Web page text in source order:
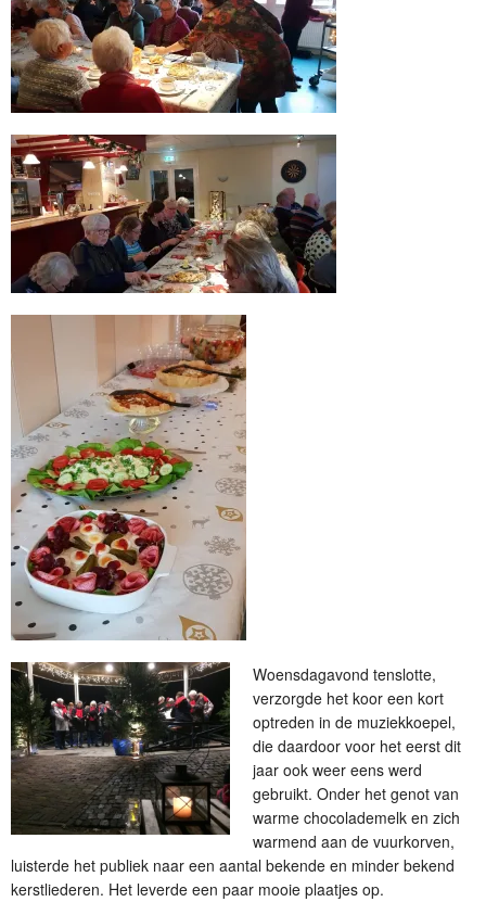
Woensdagavond tenslotte,
verzorgde het koor een kort
optreden in de muziekkoepel,
die daardoor voor het eerst dit
jaar ook weer eens werd
gebruikt. Onder het genot van
warme chocolademelk en zich
warmend aan de vuurkorven,
luisterde het publiek naar een aantal bekende en minder bekend
kerstliederen. Het leverde een paar mooie plaatjes op.